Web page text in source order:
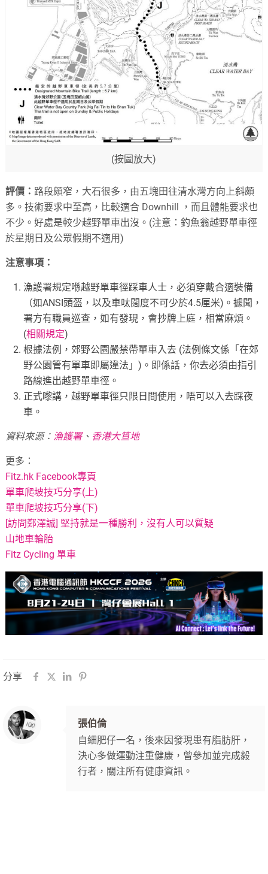
(按圖放大)
評價： 路段頗窄，大石很多，由五塊田往清水灣方向上斜頗
多。技術要求中至高，比較適合 Downhill ，而且體能要求也
不少。好處是較少越野單車出沒。(注意：釣魚翁越野單車徑
於星期日及公眾假期不適用)
注意事項：
漁護署規定喺越野單車徑踩車人士，必須穿戴合適裝備
（如ANSI頭盔，以及車呔闊度不可少於4.5厘米)。據聞，
署方有職員巡查，如有發現，會抄牌上庭，相當麻煩。
(相關規定)
根據法例，郊野公園嚴禁帶單車入去 (法例條文係「在郊
野公園管有單車即屬違法」)。即係話，你去必須由指引
路線進出越野單車徑。
正式嚟講，越野單車徑只限日間使用，唔可以入去踩夜
車。
資料來源： 漁護署、 香港大笪地
更多：
Fitz.hk Facebook專頁
單車爬坡技巧分享(上)
單車爬坡技巧分享(下)
[訪問鄭澤誠] 堅持就是一種勝利，沒有人可以質疑
山地車輪胎
Fitz Cycling 單車
分享
張伯倫
自細肥仔一名，後來因發現患有脂肪肝，
決心多做運動注重健康，曾參加並完成毅
行者，關注所有健康資訊。